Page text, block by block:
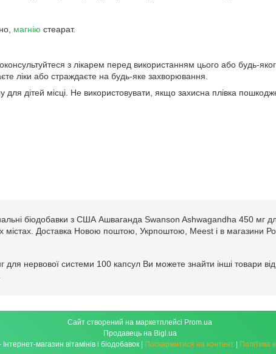
магнію стеарат.
з лікарем перед використанням цього або будь-
ліки або страждаєте на будь-яке захворювання.
для дітей місці. Не використовувати, якщо захисна плівка
біодобавки з США Ашваганда Swanson Ashwagandha 450 мг
містах. Доставка Новою поштою, Укрпоштою, Meest і в магазини
нервової системи 100 капсул Ви можете знайти інші
Сайт створений на маркетплейсі Prom.ua
Продавець на Bigl.ua
izdorov.com.ua - Інтернет-магазин вітамінів і біодобавок | Поскаржитися на контент | Політика